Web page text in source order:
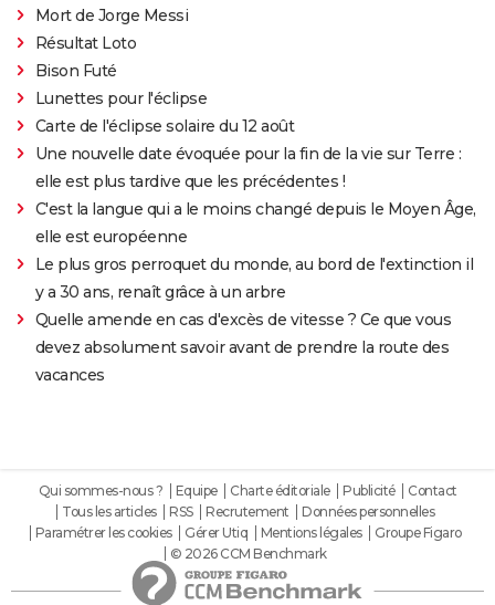
Mort de Jorge Messi
Résultat Loto
Bison Futé
Lunettes pour l'éclipse
Carte de l'éclipse solaire du 12 août
Une nouvelle date évoquée pour la fin de la vie sur Terre :
elle est plus tardive que les précédentes !
C'est la langue qui a le moins changé depuis le Moyen Âge,
elle est européenne
Le plus gros perroquet du monde, au bord de l'extinction il
y a 30 ans, renaît grâce à un arbre
Quelle amende en cas d'excès de vitesse ? Ce que vous
devez absolument savoir avant de prendre la route des
vacances
Qui sommes-nous ? Equipe Charte éditoriale Publicité
Contact
Tous les articles
RSS Recrutement
Données personnelles
Paramétrer les cookies
Gérer Utiq Mentions légales
Groupe Figaro
© 2026 CCM Benchmark